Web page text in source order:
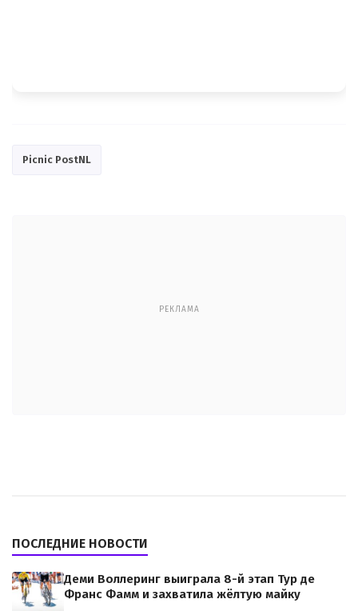
Picnic PostNL
РЕКЛАМА
ПОСЛЕДНИЕ НОВОСТИ
Деми Воллеринг выиграла 8-й этап Тур де
Франс Фамм и захватила жёлтую майку